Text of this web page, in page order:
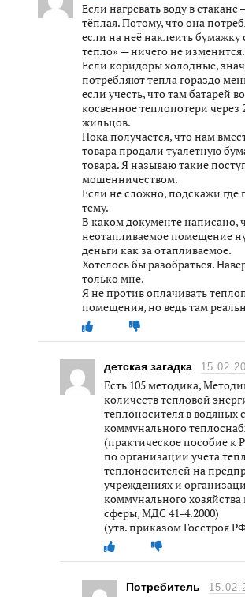
Если нагревать воду в стакане
тёплая. Потому, что она
если на неё наклеить бумажку
тепло» — ничего не изменится.
Если коридоры холодные,
потребляют тепла гораздо
если учесть, что там батарей
косвенное теплопотери через
жильцов.
Пока получается, что нам
товара продали туалетную
товара. Я называю такие
мошенничеством.
Если не сложно, подскажи где
тему.
В каком документе написано,
неотапливаемое помещение
деньги как за отапливаемое.
Хотелось бы разобраться.
только мне.
Я не против оплачивать
помещения, но ведь там
детская загадка
Есть 105 методика,
количеств тепловой
теплоносителя в водяных
коммунального
(практическое пособие к
по организации учета
теплоносителей на
учреждениях и
коммунального
сферы, МДС 41-4.2000)
(утв. приказом Госстроя
Потребитель